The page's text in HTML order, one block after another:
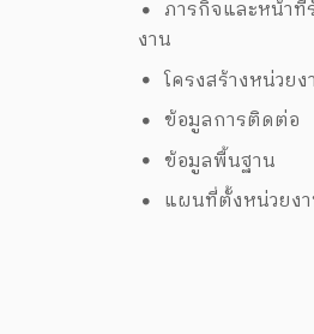
ภารกิจและหน้า
งาน
โครงสร้างหน่วยง
ข้อมูลการติดต่อ
ข้อมูลพื้นฐาน
แผนที่ตั้งหน่วยง